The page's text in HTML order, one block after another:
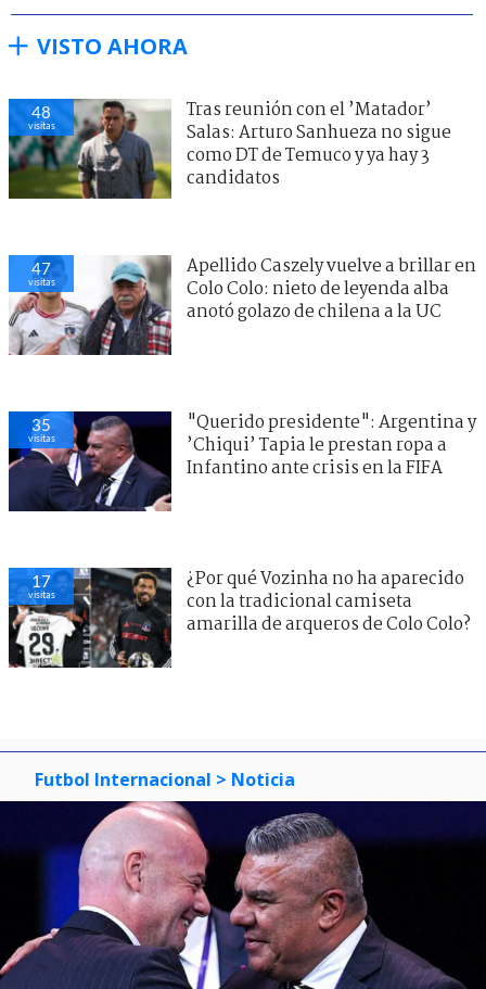
VISTO AHORA
48
visitas
Tras reunión con el ’Matador’
Salas: Arturo Sanhueza no sigue
como DT de Temuco y ya hay 3
candidatos
47
visitas
Apellido Caszely vuelve a brillar en
Colo Colo: nieto de leyenda alba
anotó golazo de chilena a la UC
35
visitas
"Querido presidente": Argentina y
’Chiqui’ Tapia le prestan ropa a
Infantino ante crisis en la FIFA
17
visitas
¿Por qué Vozinha no ha aparecido
con la tradicional camiseta
amarilla de arqueros de Colo Colo?
Futbol Internacional > Noticia